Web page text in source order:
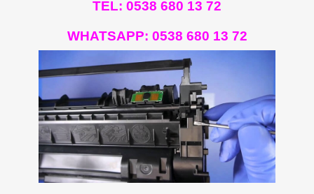
TEL: 0538 680 13 72
WHATSAPP: 0538 680 13 72